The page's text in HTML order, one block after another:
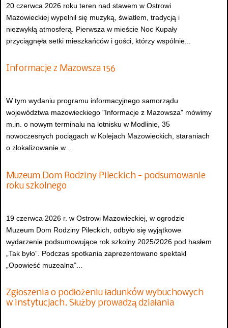
20 czerwca 2026 roku teren nad stawem w Ostrowi
Mazowieckiej wypełnił się muzyką, światłem, tradycją i
niezwykłą atmosferą. Pierwsza w mieście Noc Kupały
przyciągnęła setki mieszkańców i gości, którzy wspólnie...
Informacje z Mazowsza 156
W tym wydaniu programu informacyjnego samorządu
województwa mazowieckiego "Informacje z Mazowsza" mówimy
m.in. o nowym terminalu na lotnisku w Modlinie, 35
nowoczesnych pociągach w Kolejach Mazowieckich, staraniach
o zlokalizowanie w...
Muzeum Dom Rodziny Pileckich - podsumowanie
roku szkolnego
19 czerwca 2026 r. w Ostrowi Mazowieckiej, w ogrodzie
Muzeum Dom Rodziny Pileckich, odbyło się wyjątkowe
wydarzenie podsumowujące rok szkolny 2025/2026 pod hasłem
„Tak było”. Podczas spotkania zaprezentowano spektakl
„Opowieść muzealna”...
Zgłoszenia o podłożeniu ładunków wybuchowych
w instytucjach. Służby prowadzą działania